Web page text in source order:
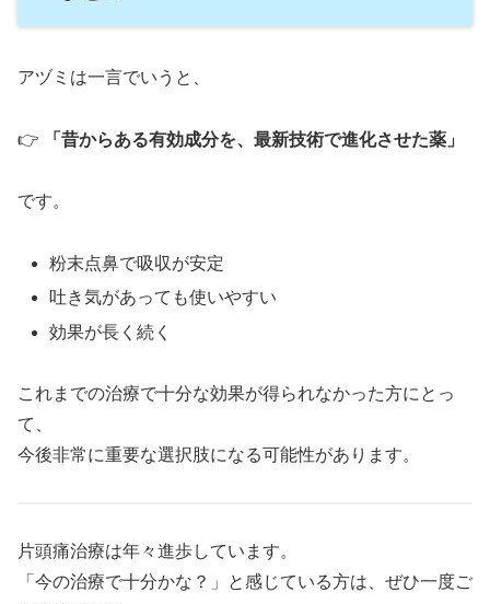
アヅミは一言でいうと、
👉 「昔からある有効成分を、最新技術で進化させた薬」
です。
粉末点鼻で吸収が安定
吐き気があっても使いやすい
効果が長く続く
これまでの治療で十分な効果が得られなかった方にとっ
て、
今後非常に重要な選択肢になる可能性があります。
片頭痛治療は年々進歩しています。
「今の治療で十分かな？」と感じている方は、ぜひ一度ご